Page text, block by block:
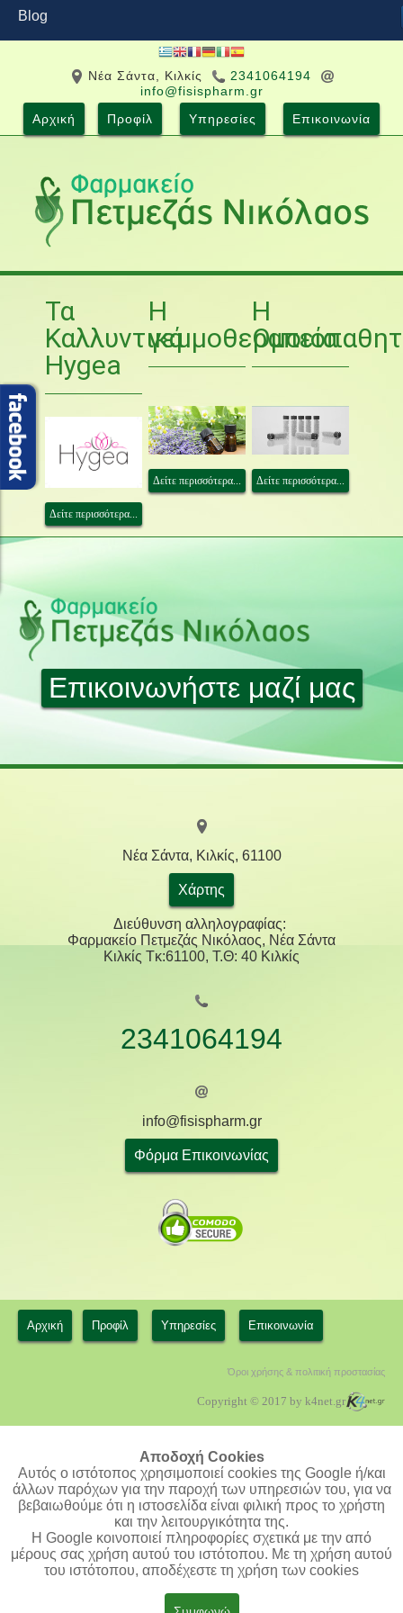
Νέα Σάντα, Κιλκίς
2341064194
info@fisispharm.gr
Αρχική
Προφίλ Υπηρεσίες Επικοινωνία
Τα
Καλλυντικά
Hygea
Δείτε περισσότερα...
Η
γεμμοθεραπεία
Δείτε περισσότερα...
Η
Δείτε περισσότερα...
Επικοινωνήστε μαζί μας
Νέα Σάντα, Κιλκίς, 61100
Χάρτης
Διεύθυνση αλληλογραφίας:
Φαρμακείο Πετμεζάς Νικόλαος, Νέα Σάντα
Κιλκίς Tκ:61100, Τ.Θ: 40 Κιλκίς
2341064194
info@fisispharm.gr
Φόρμα Επικοινωνίας
Αρχική Προφίλ Υπηρεσίες Επικοινωνία
Όροι χρήσης & πολιτική προστασίας
Copyright © 2017 by k4net.gr
Αποδοχή Cookies
Αυτός ο ιστότοπος χρησιμοποιεί cookies της Google ή/και
άλλων παρόχων για την παροχή των υπηρεσιών του, για να
βεβαιωθούμε ότι η ιστοσελίδα είναι φιλική προς το χρήστη
και την λειτουργικότητα της.
Η Google κοινοποιεί πληροφορίες σχετικά με την από
μέρους σας χρήση αυτού του ιστότοπου. Με τη χρήση αυτού
του ιστότοπου, αποδέχεστε τη χρήση των cookies
Blog